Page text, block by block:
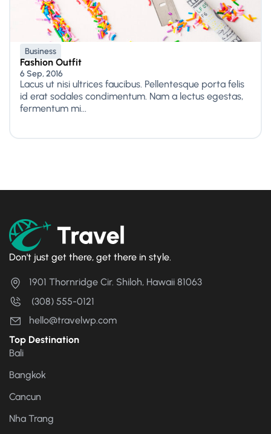
Business
Fashion Outfit
6 Sep, 2016
Lacus ut nisi ultrices faucibus. Pellentesque porta felis
id erat sodales condimentum. Nam a lectus egestas,
fermentum mi...
Don't just get there, get there in style.
1901 Thornridge Cir. Shiloh, Hawaii 81063
(308) 555-0121
hello@travelwp.com
Top Destination
Bali
Bangkok
Cancun
Nha Trang